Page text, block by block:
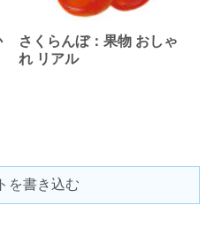
さくらんぼ：果物 おしゃ
れ リアル
を書き込む